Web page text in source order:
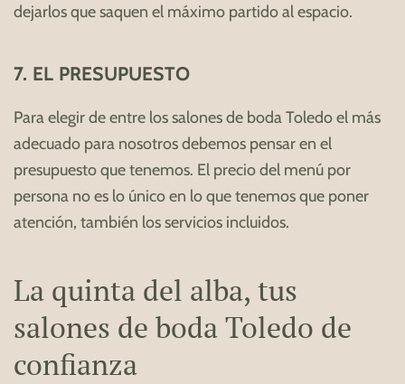
dejarlos que saquen el máximo partido al espacio.
7. EL PRESUPUESTO
Para elegir de entre los salones de boda Toledo el más
adecuado para nosotros debemos pensar en el
presupuesto que tenemos. El precio del menú por
persona no es lo único en lo que tenemos que poner
atención, también los servicios incluidos.
La quinta del alba, tus
salones de boda Toledo de
confianza